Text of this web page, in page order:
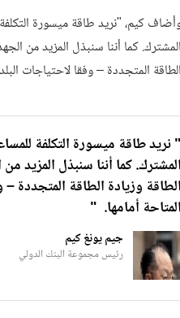
كيم، "نريد طاقة ميسورة التكلفة
كما أننا سنبذل المزيد من
المتجددة – وفقا لاحتياجات
نريد طاقة ميسورة التكلفة
كما أننا سنبذل المزيد
وزيادة الطاقة المتجددة
أمامها. "
جيم يونغ كيم
رئيس مجموعة البنك الدولي